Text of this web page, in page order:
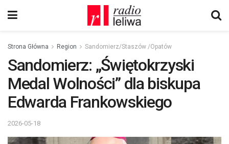
Strona Główna Region Sandomierz/Staszów /Opatów
Sandomierz: „Świętokrzyski
Medal Wolności” dla biskupa
Edwarda Frankowskiego
2026-05-18